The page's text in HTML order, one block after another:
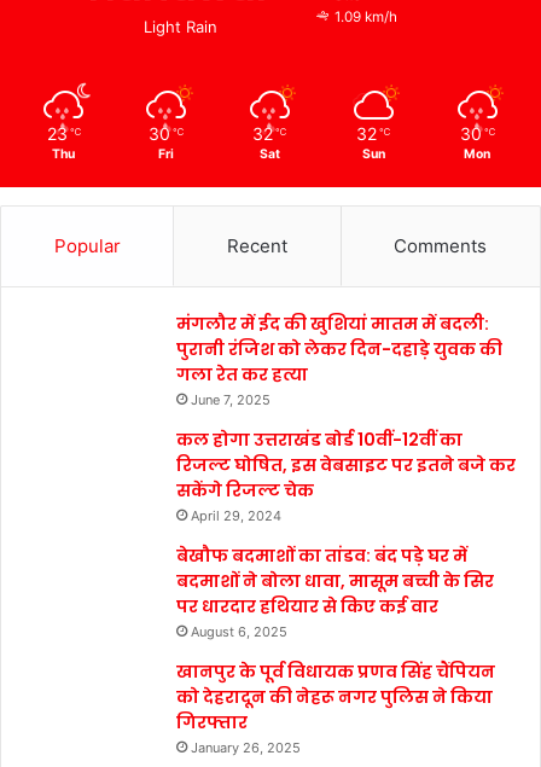
Light Rain
1.09 km/h
23 ℃
Thu
30 ℃
Fri
32 ℃
Sat
32 ℃
Sun
30 ℃
Mon
Popular Recent Comments
मंगलौर में ईद की खुशियां मातम में बदली:
पुरानी रंजिश को लेकर दिन-दहाड़े युवक की
गला रेत कर हत्या
June 7, 2025
कल होगा उत्तराखंड बोर्ड 10वीं-12वीं का
रिजल्ट घोषित, इस वेबसाइट पर इतने बजे कर
सकेंगे रिजल्ट चेक
April 29, 2024
बेखौफ बदमाशों का तांडव: बंद पड़े घर में
बदमाशों ने बोला धावा, मासूम बच्ची के सिर
पर धारदार हथियार से किए कई वार
August 6, 2025
खानपुर के पूर्व विधायक प्रणव सिंह चैंपियन
को देहरादून की नेहरू नगर पुलिस ने किया
गिरफ्तार
January 26, 2025